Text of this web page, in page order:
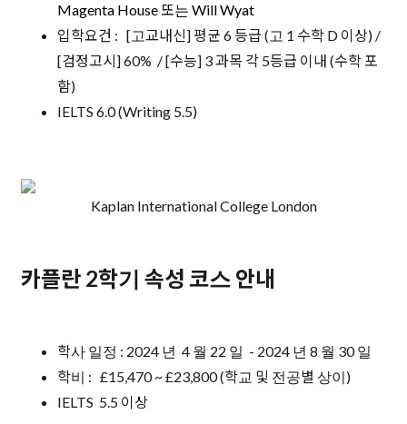
Magenta House 또는 Will Wyat
입학요건 : [고교내신] 평균 6 등급 (고 1 수학 D 이상) /
[검정고시] 60% / [수능] 3 과목 각 5등급 이내 (수학 포
함)
IELTS 6.0 (Writing 5.5)
Kaplan International College London
카플란 2학기 속성 코스 안내
학사 일정 : 2024 년 4 월 22 일 - 2024 년 8 월 30 일
학비 : £15,470 ~ £23,800 (학교 및 전공별 상이)
IELTS 5.5 이상